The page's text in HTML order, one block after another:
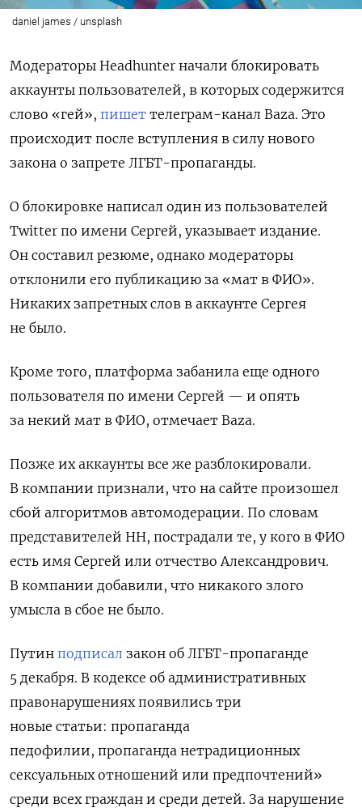
daniel james / unsplash
Модераторы Headhunter начали блокировать
аккаунты пользователей, в которых содержится
слово «гей», пишет телеграм-канал Baza. Это
происходит после вступления в силу нового
закона о запрете ЛГБТ-пропаганды.
О блокировке написал один из пользователей
Twitter по имени Сергей, указывает издание.
Он составил резюме, однако модераторы
отклонили его публикацию за «мат в ФИО».
Никаких запретных слов в аккаунте Сергея
не было.
Кроме того, платформа забанила еще одного
пользователя по имени Сергей — и опять
за некий мат в ФИО, отмечает Baza.
Позже их аккаунты все же разблокировали.
В компании признали, что на сайте произошел
сбой алгоритмов автомодерации. По словам
представителей HH, пострадали те, у кого в ФИО
есть имя Сергей или отчество Александрович.
В компании добавили, что никакого злого
умысла в сбое не было.
Путин подписал закон об ЛГБТ-пропаганде
5 декабря. В кодексе об административных
правонарушениях появились три
новые статьи: пропаганда
педофилии, пропаганда нетрадиционных
сексуальных отношений или предпочтений»
среди всех граждан и среди детей. За нарушение